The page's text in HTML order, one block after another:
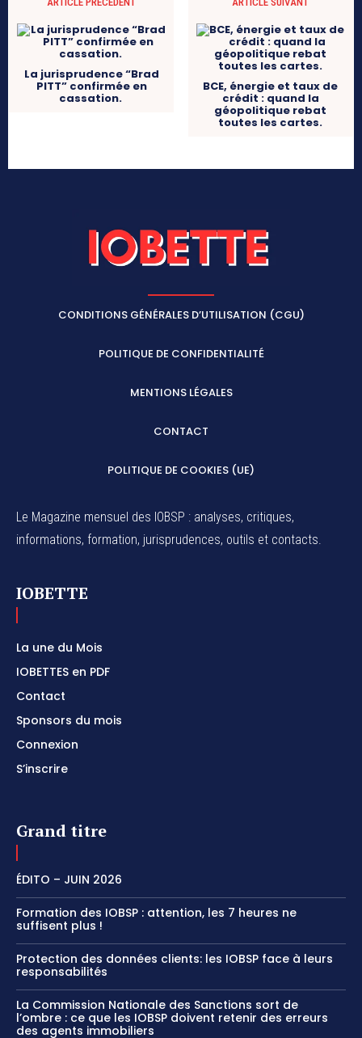
La jurisprudence “Brad
PITT” confirmée en
cassation.
BCE, énergie et taux de
crédit : quand la
géopolitique rebat
toutes les cartes.
CONDITIONS GÉNÉRALES D’UTILISATION (CGU)
POLITIQUE DE CONFIDENTIALITÉ
MENTIONS LÉGALES
CONTACT
POLITIQUE DE COOKIES (UE)
Le Magazine mensuel des IOBSP : analyses, critiques,
informations, formation, jurisprudences, outils et contacts.
IOBETTE
La une du Mois
IOBETTES en PDF
Contact
Sponsors du mois
Connexion
S’inscrire
Grand titre
ÉDITO – JUIN 2026
Formation des IOBSP : attention, les 7 heures ne
suffisent plus !
Protection des données clients: les IOBSP face à leurs
responsabilités
La Commission Nationale des Sanctions sort de
l’ombre : ce que les IOBSP doivent retenir des erreurs
des agents immobiliers